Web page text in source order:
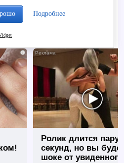
график автобусов
i
Ролик длится пару
секунд, но вы
шоке от увиденного
Подробнее